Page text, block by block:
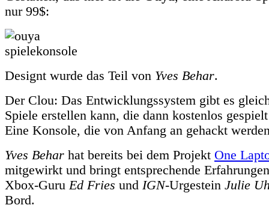
nur 99$:
Designt wurde das Teil von Yves Behar.
Der Clou: Das Entwicklungssystem gibt es
Spiele erstellen kann, die dann kostenlos
Eine Konsole, die von Anfang an gehackt
Yves Behar hat bereits bei dem Projekt One
mitgewirkt und bringt entsprechende
Xbox-Guru Ed Fries und IGN-Urgestein Julie
Bord.